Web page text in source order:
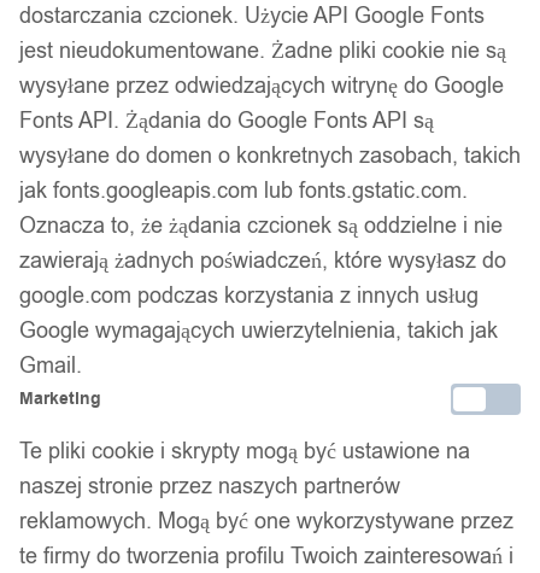
dostarczania czcionek. Użycie API Google Fonts
jest nieudokumentowane. Żadne pliki cookie nie są
wysyłane przez odwiedzających witrynę do Google
Fonts API. Żądania do Google Fonts API są
wysyłane do domen o konkretnych zasobach, takich
jak fonts.googleapis.com lub fonts.gstatic.com.
Oznacza to, że żądania czcionek są oddzielne i nie
zawierają żadnych poświadczeń, które wysyłasz do
google.com podczas korzystania z innych usług
Google wymagających uwierzytelnienia, takich jak
Gmail.
Marketing
Te pliki cookie i skrypty mogą być ustawione na
naszej stronie przez naszych partnerów
reklamowych. Mogą być one wykorzystywane przez
te firmy do tworzenia profilu Twoich zainteresowań i